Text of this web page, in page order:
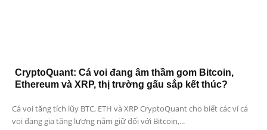
CryptoQuant: Cá voi đang âm thầm gom Bitcoin,
Ethereum và XRP, thị trường gấu sắp kết thúc?
Cá voi tăng tích lũy BTC, ETH và XRP CryptoQuant cho biết các ví cá
voi đang gia tăng lượng nắm giữ đối với Bitcoin,...